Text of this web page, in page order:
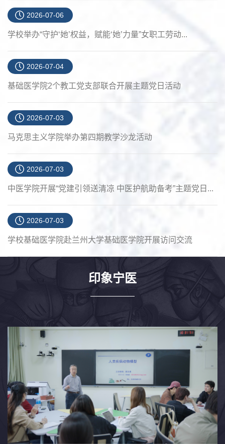
2026-07-06
学校举办“守护‘她’权益，赋能‘她’力量”女职工劳动...
2026-07-04
基础医学院2个教工党支部联合开展主题党日活动
2026-07-03
马克思主义学院举办第四期教学沙龙活动
2026-07-03
中医学院开展“党建引领送清凉 中医护航助备考”主题党日...
2026-07-03
学校基础医学院赴兰州大学基础医学院开展访问交流
印象宁医